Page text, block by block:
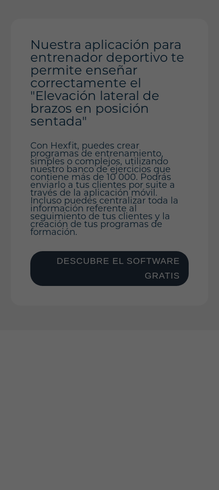
Nuestra aplicación para
entrenador deportivo te
permite enseñar
correctamente el
"Elevación lateral de
brazos en posición
sentada"
Con Hexfit, puedes crear
programas de entrenamiento,
simples o complejos, utilizando
nuestro banco de ejercicios que
contiene más de 10 000. Podrás
enviarlo a tus clientes por suite a
través de la aplicación móvil.
Incluso puedes centralizar toda la
información referente al
seguimiento de tus clientes y la
creación de tus programas de
formación.
DESCUBRE EL SOFTWARE
GRATIS